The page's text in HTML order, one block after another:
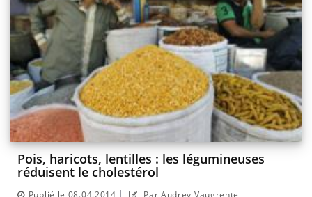
Pois, haricots, lentilles : les légumineuses
réduisent le cholestérol
Publié le 08.04.2014 | Par Audrey Vaugrente